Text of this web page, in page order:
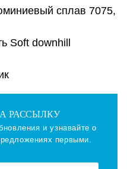
сплав 7075,
Soft downhill
РАССЫЛКУ
и узнавайте о
первыми.